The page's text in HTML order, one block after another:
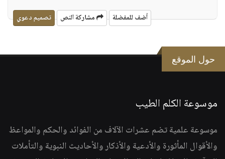
أضف للمفضلة مشاركة النص تصميم دعوي
حول الموقع
موسوعة الكلم الطيب
موسوعة علمية تضم عشرات الآلاف من الفوائد والحكم والمواعظ
والأقوال المأثورة والأدعية والأذكار والأحاديث النبوية والتأملات